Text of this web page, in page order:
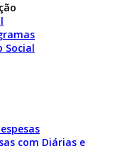
Social
com Diárias e